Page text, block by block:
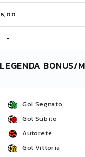
6,00
-
LEGENDA BONUS/
Gol Segnato
Gol Subito
Autorete
Gol Vittoria